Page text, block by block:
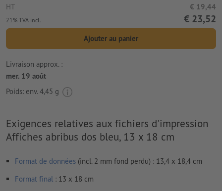
HT € 19,44
21% TVA incl. € 23,52
Ajouter au panier
Livraison approx. :
mer. 19 août
Poids: env. 4,45 g
Exigences relatives aux fichiers d'impression
Affiches abribus dos bleu, 13 x 18 cm
Format de données (incl. 2 mm fond perdu) : 13,4 x 18,4 cm
Format final : 13 x 18 cm